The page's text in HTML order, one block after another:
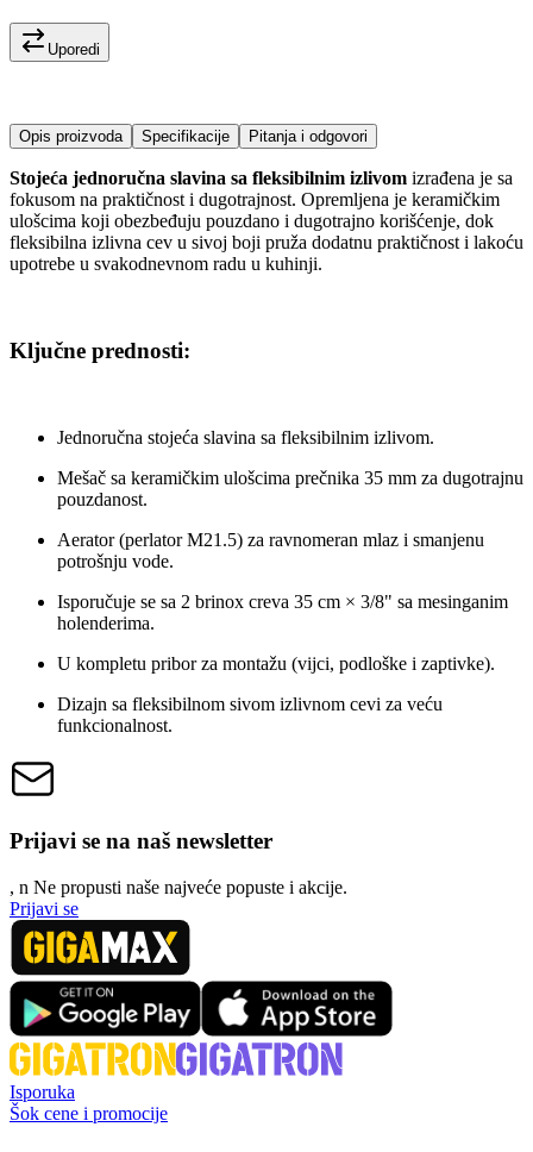
Uporedi
Opis proizvoda Specifikacije Pitanja i odgovori
Stojeća jednoručna slavina sa fleksibilnim izlivom izrađena je sa
fokusom na praktičnost i dugotrajnost. Opremljena je keramičkim
ulošcima koji obezbeđuju pouzdano i dugotrajno korišćenje, dok
fleksibilna izlivna cev u sivoj boji pruža dodatnu praktičnost i lakoću
upotrebe u svakodnevnom radu u kuhinji.
Ključne prednosti:
Jednoručna stojeća slavina sa fleksibilnim izlivom.
Mešač sa keramičkim ulošcima prečnika 35 mm za dugotrajnu
pouzdanost.
Aerator (perlator M21.5) za ravnomeran mlaz i smanjenu
potrošnju vode.
Isporučuje se sa 2 brinox creva 35 cm × 3/8" sa mesinganim
holenderima.
U kompletu pribor za montažu (vijci, podloške i zaptivke).
Dizajn sa fleksibilnom sivom izlivnom cevi za veću
funkcionalnost.
Prijavi se na naš newsletter
, n Ne propusti naše najveće popuste i akcije.
Prijavi se
Isporuka
Šok cene i promocije